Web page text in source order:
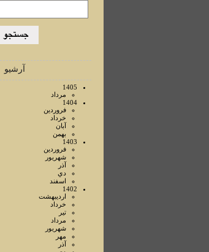
آرشیو
1405
مرداد
1404
فروردين
خرداد
آبان
بهمن
1403
فروردين
شهريور
آذر
دي
اسفند
1402
ارديبهشت
خرداد
تير
مرداد
شهريور
مهر
آذر